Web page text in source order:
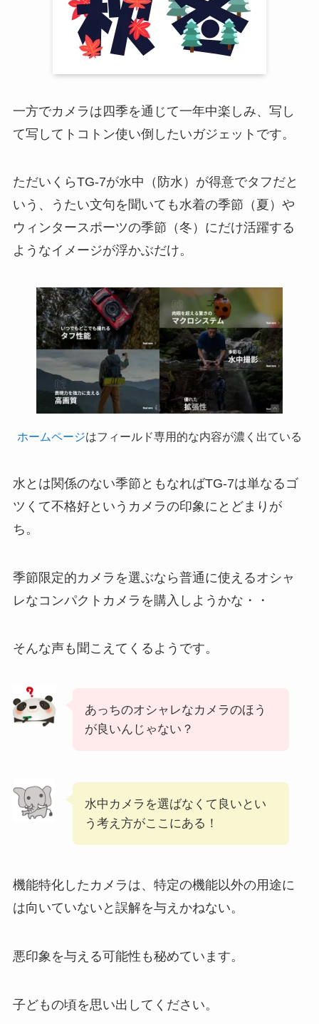
一方でカメラは四季を通じて一年中楽しみ、写し
て写してトコトン使い倒したいガジェットです。
ただいくらTG-7が水中（防水）が得意でタフだと
いう、うたい文句を聞いても水着の季節（夏）や
ウィンタースポーツの季節（冬）にだけ活躍する
ようなイメージが浮かぶだけ。
ホームページはフィールド専用的な内容が濃く出ている
水とは関係のない季節ともなればTG-7は単なるゴ
ツくて不格好というカメラの印象にとどまりが
ち。
季節限定的カメラを選ぶなら普通に使えるオシャ
レなコンパクトカメラを購入しようかな・・
そんな声も聞こえてくるようです。
あっちのオシャレなカメラのほう
が良いんじゃない？
水中カメラを選ばなくて良いとい
う考え方がここにある！
機能特化したカメラは、特定の機能以外の用途に
は向いていないと誤解を与えかねない。
悪印象を与える可能性も秘めています。
子どもの頃を思い出してください。